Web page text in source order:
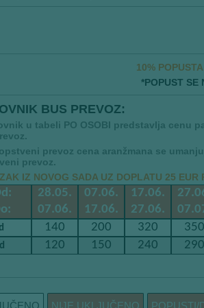
10%
*POPUST SE
BUS PREVOZ:
u tabeli PO OSOBI predstavlja cenu
prevoz cena aranžmana se
prevoz.
IZ NOVOG SADA UZ DOPLATU 25 EUR
28.05.
07.06.
07.06.
17.06.
17.06.
27.06.
140 200 320 350
120 150 240 290
NIJE UKLJUČENO POPUSTI/